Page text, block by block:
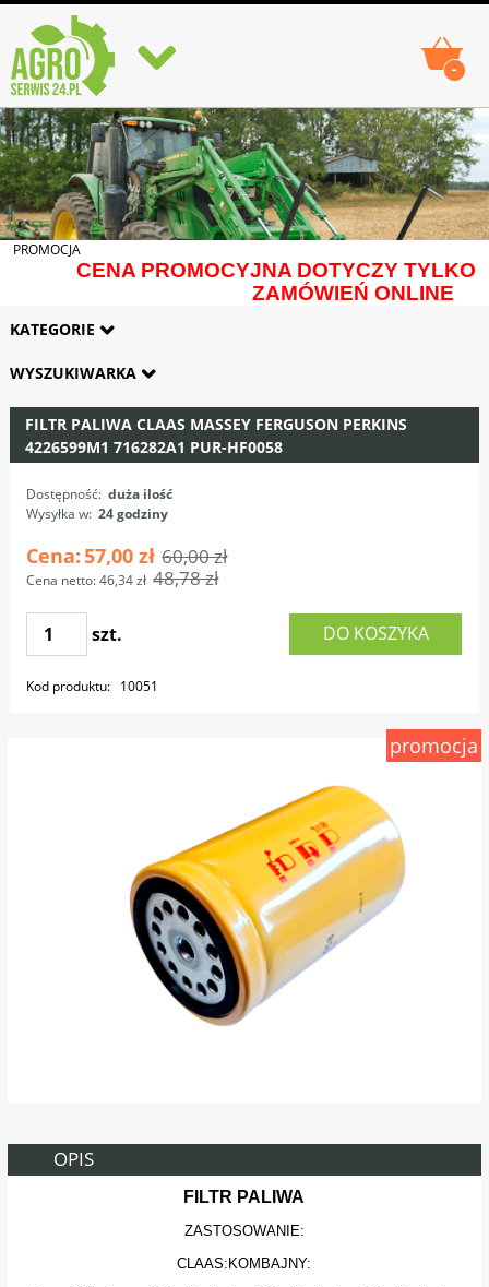
-
PROMOCJA
CENA PROMOCYJNA DOTYCZY TYLKO
ZAMÓWIEŃ ONLINE
KATEGORIE
WYSZUKIWARKA
promocja
FILTR PALIWA CLAAS MASSEY FERGUSON PERKINS
4226599M1 716282A1 PUR-HF0058
Dostępność: duża ilość
Wysyłka w: 24 godziny
Cena:57,00 zł 60,00 zł
Cena netto:46,34 zł 48,78 zł
szt. DO KOSZYKA
Kod produktu: 10051
OPIS
FILTR PALIWA
ZASTOSOWANIE:
CLAAS:KOMBAJNY: